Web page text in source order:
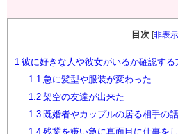
目次 [非表示
1 彼に好きな人や彼女がいるか確認する
1.1 急に髪型や服装が変わった
1.2架空の友達が出来た
1.3既婚者やカップルの居る相手の
1.4残業を嫌い急に真面目に仕事を